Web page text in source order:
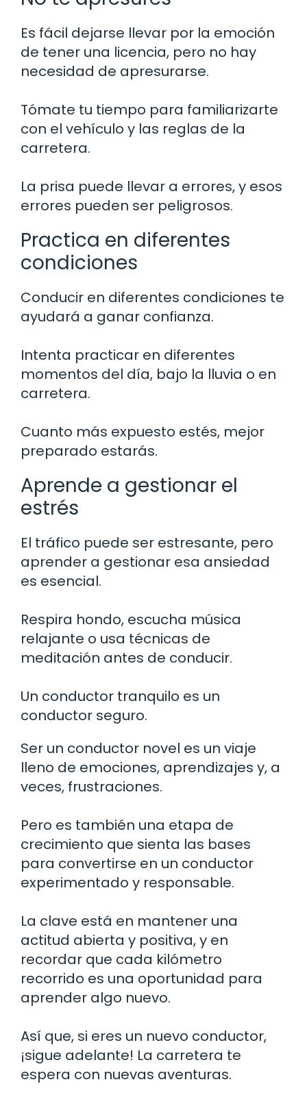
Es fácil dejarse llevar por la emoción
de tener una licencia, pero no hay
necesidad de apresurarse.
Tómate tu tiempo para familiarizarte
con el vehículo y las reglas de la
carretera.
La prisa puede llevar a errores, y esos
errores pueden ser peligrosos.
Practica en diferentes
condiciones
Conducir en diferentes condiciones te
ayudará a ganar confianza.
Intenta practicar en diferentes
momentos del día, bajo la lluvia o en
carretera.
Cuanto más expuesto estés, mejor
preparado estarás.
Aprende a gestionar el
estrés
El tráfico puede ser estresante, pero
aprender a gestionar esa ansiedad
es esencial.
Respira hondo, escucha música
relajante o usa técnicas de
meditación antes de conducir.
Un conductor tranquilo es un
conductor seguro.
Ser un conductor novel es un viaje
lleno de emociones, aprendizajes y, a
veces, frustraciones.
Pero es también una etapa de
crecimiento que sienta las bases
para convertirse en un conductor
experimentado y responsable.
La clave está en mantener una
actitud abierta y positiva, y en
recordar que cada kilómetro
recorrido es una oportunidad para
aprender algo nuevo.
Así que, si eres un nuevo conductor,
¡sigue adelante! La carretera te
espera con nuevas aventuras.